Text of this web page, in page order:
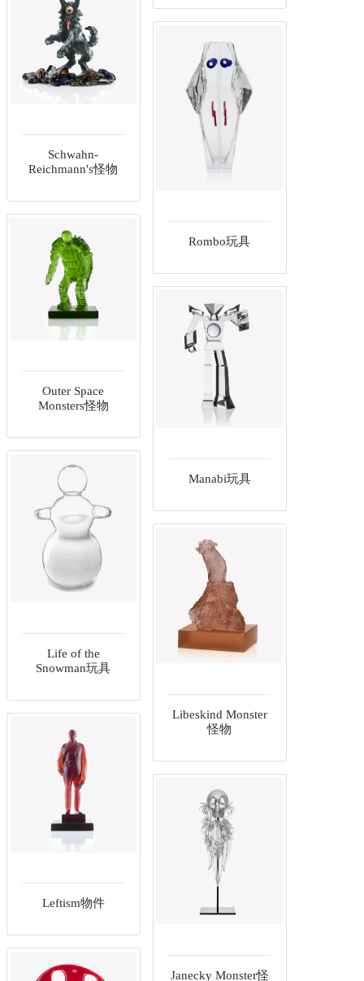
Schwahn-
Reichmann's怪物
Rombo玩具
Outer Space
Monsters怪物
Manabi玩具
Life of the
Snowman玩具
Libeskind Monster
怪物
Leftism物件
Janecky Monster怪